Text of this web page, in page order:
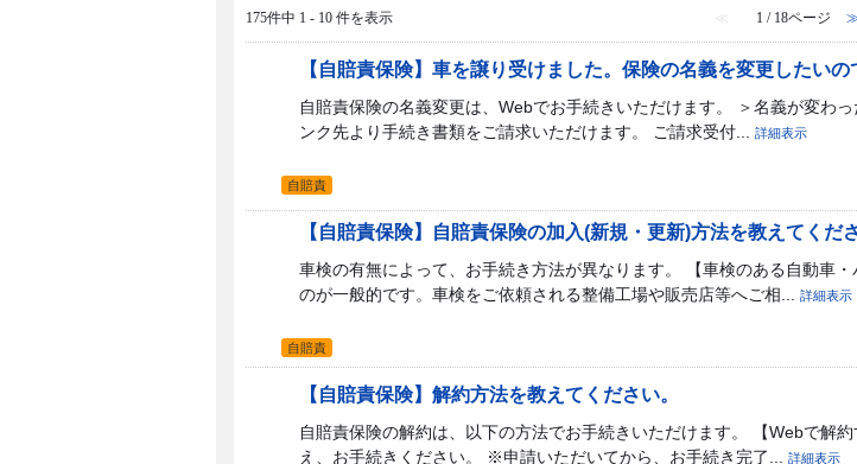
175件中 1 - 10 件を表示 ≪ 1 / 18ページ
【自賠責保険】車を譲り受けました。保険の名義を変更したいの
自賠責保険の名義変更は、Webでお手続きいただけます。 ＞名義が変わ
ンク先より手続き書類をご請求いただけます。 ご請求受付...
詳細表示
自賠責
【自賠責保険】自賠責保険の加入(新規・更新)方法を教えてくださ
車検の有無によって、お手続き方法が異なります。 【車検のある自動車
のが一般的です。車検をご依頼される整備工場や販売店等へご相...
詳細表示
自賠責
【自賠責保険】解約方法を教えてください。
自賠責保険の解約は、以下の方法でお手続きいただけます。 【Webで解
え、お手続きください。 ※申請いただいてから、お手続き完了...
詳細表示